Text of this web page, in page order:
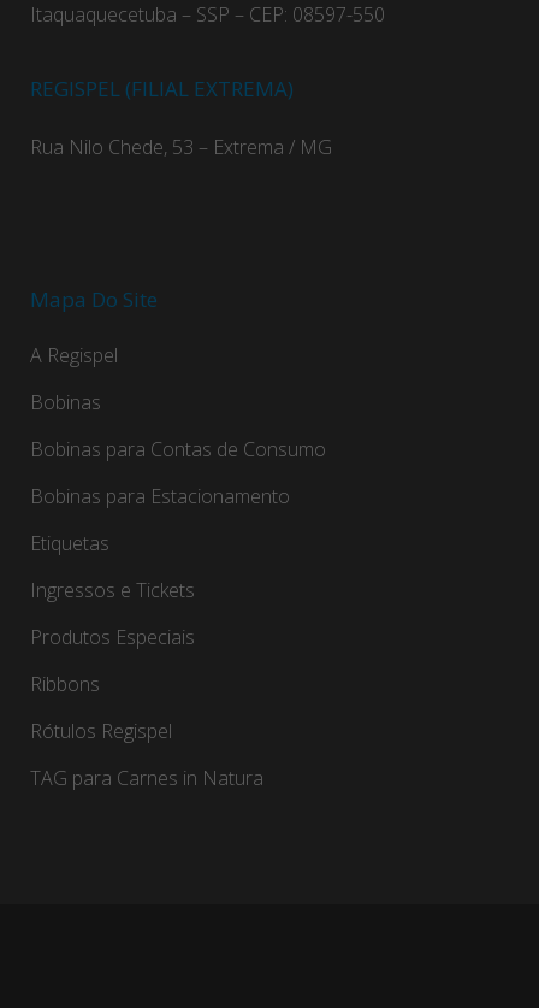
Itaquaquecetuba – SSP – CEP: 08597-550
REGISPEL (FILIAL EXTREMA)
Rua Nilo Chede, 53 – Extrema / MG
Mapa Do Site
A Regispel
Bobinas
Bobinas para Contas de Consumo
Bobinas para Estacionamento
Etiquetas
Ingressos e Tickets
Produtos Especiais
Ribbons
Rótulos Regispel
TAG para Carnes in Natura